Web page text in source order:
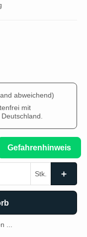
abweichend)
mit
Gefahrenhinweis
Stk.
...